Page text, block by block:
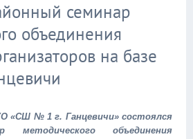
семинар
объединения
на базе
«СШ № 1 г. Ганцевичи» состоялся
методического объединения